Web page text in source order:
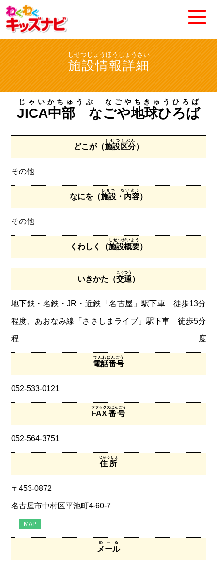
施設情報詳細
しせつじょうほうしょうさい
JICA中部 なごや地球ひろば
じゃいかちゅうぶ なごやちきゅうひろば
どこが（施設区分
しせつくぶん
）
その他
なにを（施設・内容
しせつ・ないよう
）
その他
くわしく（施設概要
しせつがいよう
）
いきかた（交通
こうつう
）
地下鉄・名鉄・JR・近鉄「名古屋」駅下車 徒歩13分
程度、あおなみ線「ささしまライブ」駅下車 徒歩5分
程度
電話番号
でんわばんごう
052-533-0121
FAX番号
ファックスばんごう
052-564-3751
住所
じゅうしょ
〒453-0872
名古屋市中村区平池町4‐60‐7
MAP
メール
めーる